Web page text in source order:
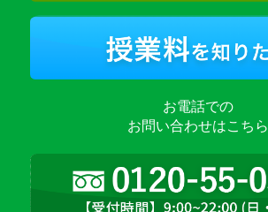
お電話での
お問い合わせはこちら